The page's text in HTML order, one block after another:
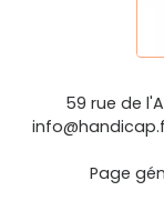
59 rue de
Page